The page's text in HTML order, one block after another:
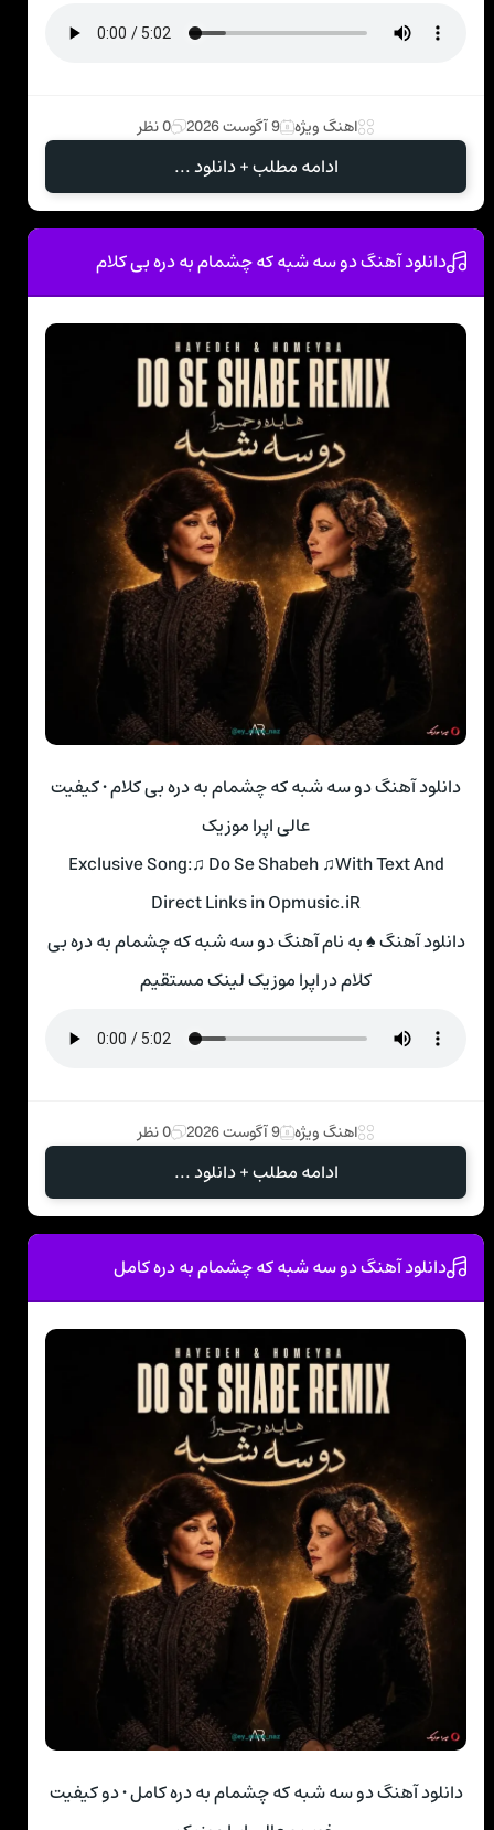
اهنگ ویژه 9 آگوست 2026 0 نظر
ادامه مطلب + دانلود ...
دانلود آهنگ دو سه شبه که چشمام به دره بی کلام
دانلود آهنگ دو سه شبه که چشمام به دره بی کلام • کیفیت
عالی اپرا موزیک
Exclusive Song:♫ Do Se Shabeh ♫With Text And
Direct Links in Opmusic.iR
دانلود آهنگ ♠ به نام آهنگ دو سه شبه که چشمام به دره بی
کلام در اپرا موزیک لینک مستقیم
اهنگ ویژه 9 آگوست 2026 0 نظر
ادامه مطلب + دانلود ...
دانلود آهنگ دو سه شبه که چشمام به دره کامل
دانلود آهنگ دو سه شبه که چشمام به دره کامل • دو کیفیت